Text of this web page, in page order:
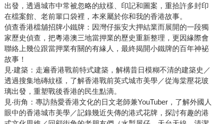
出發，透過城市中常被忽略的紋樣、印記和圖案，重拾許多封印
在檔案館、老前輩口袋裡，本來屬於你和我的香港故事。
偵查香港檔舖招牌小鐵牌：因灣仔振安大押結業而展開的一段獨
家歷史偵查，把粵港澳三地當押業的歷史重新整理，更因緣際會
聯絡上幾位跟當押業有關的有緣人，最終揭開小鐵牌的百年神袐
故事！
見‧建築：走遍香港戰前特式建築，解構昔日模糊不清的建築史／
透過搜集地磚紋樣，了解香港戰前英式城市美學／從海棠壓花玻
璃出發，重塑戰後香港的民生點滴。
見‧街角：專訪熱愛香港文化的日文老師兼YouTuber，了解外國人
眼中的香港城市美學／記錄幾近失傳的港式花牌，探討有趣的港